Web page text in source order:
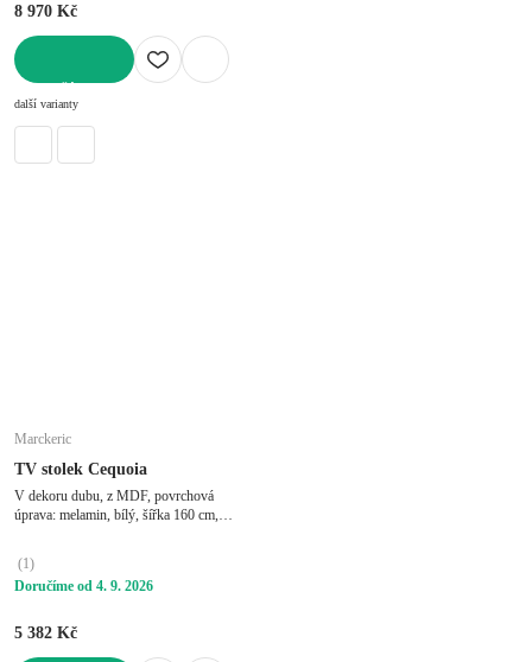
8 970 Kč
další varianty
Marckeric
TV stolek Cequoia
V dekoru dubu, z MDF, povrchová
úprava: melamin, bílý, šířka 160 cm,
(1)
Doručíme od 4. 9. 2026
5 382 Kč